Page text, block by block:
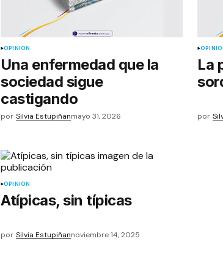
OPINIÓN
Una enfermedad que la
sociedad sigue
castigando
por Silvia Estupiñanmayo 31, 2026
La
por
OPINIÓN
Atípicas, sin típicas
por Silvia Estupiñannoviembre 14, 2025